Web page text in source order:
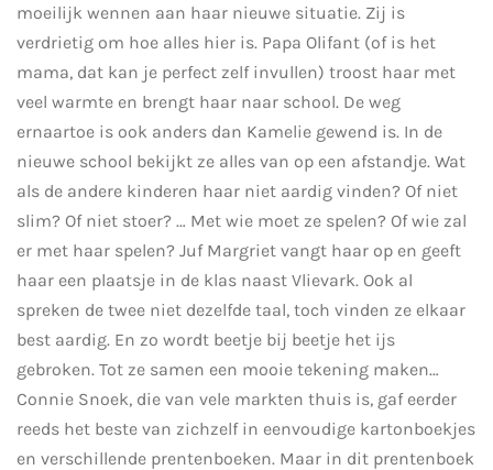
moeilijk wennen aan haar nieuwe situatie. Zij is
verdrietig om hoe alles hier is. Papa Olifant (of is het
mama, dat kan je perfect zelf invullen) troost haar met
veel warmte en brengt haar naar school. De weg
ernaartoe is ook anders dan Kamelie gewend is. In de
nieuwe school bekijkt ze alles van op een afstandje. Wat
als de andere kinderen haar niet aardig vinden? Of niet
slim? Of niet stoer? … Met wie moet ze spelen? Of wie zal
er met haar spelen? Juf Margriet vangt haar op en geeft
haar een plaatsje in de klas naast Vlievark. Ook al
spreken de twee niet dezelfde taal, toch vinden ze elkaar
best aardig. En zo wordt beetje bij beetje het ijs
gebroken. Tot ze samen een mooie tekening maken…
Connie Snoek, die van vele markten thuis is, gaf eerder
reeds het beste van zichzelf in eenvoudige kartonboekjes
en verschillende prentenboeken. Maar in dit prentenboek